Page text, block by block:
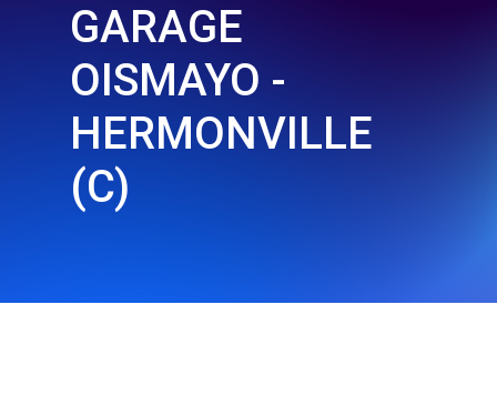
GARAGE
OISMAYO -
HERMONVILLE
(C)